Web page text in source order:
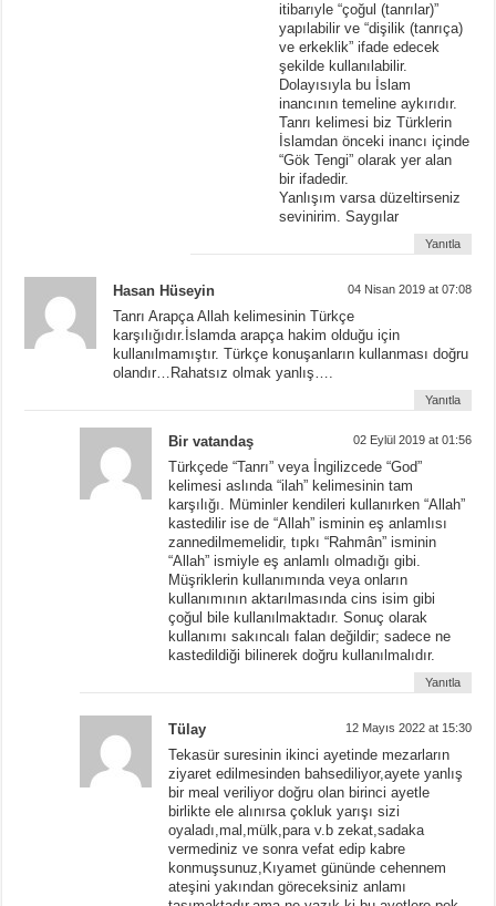
itibarıyle “çoğul (tanrılar)”
yapılabilir ve “dişilik (tanrıça)
ve erkeklik” ifade edecek
şekilde kullanılabilir.
Dolayısıyla bu İslam
inancının temeline aykırıdır.
Tanrı kelimesi biz Türklerin
İslamdan önceki inancı içinde
“Gök Tengi” olarak yer alan
bir ifadedir.
Yanlışım varsa düzeltirseniz
sevinirim. Saygılar
Yanıtla
Hasan Hüseyin 04 Nisan 2019 at 07:08
Tanrı Arapça Allah kelimesinin Türkçe
karşılığıdır.İslamda arapça hakim olduğu için
kullanılmamıştır. Türkçe konuşanların kullanması doğru
olandır…Rahatsız olmak yanlış….
Yanıtla
Bir vatandaş 02 Eylül 2019 at 01:56
Türkçede “Tanrı” veya İngilizcede “God”
kelimesi aslında “ilah” kelimesinin tam
karşılığı. Müminler kendileri kullanırken “Allah”
kastedilir ise de “Allah” isminin eş anlamlısı
zannedilmemelidir, tıpkı “Rahmân” isminin
“Allah” ismiyle eş anlamlı olmadığı gibi.
Müşriklerin kullanımında veya onların
kullanımının aktarılmasında cins isim gibi
çoğul bile kullanılmaktadır. Sonuç olarak
kullanımı sakıncalı falan değildir; sadece ne
kastedildiği bilinerek doğru kullanılmalıdır.
Yanıtla
Tülay 12 Mayıs 2022 at 15:30
Tekasür suresinin ikinci ayetinde mezarların
ziyaret edilmesinden bahsediliyor,ayete yanlış
bir meal veriliyor doğru olan birinci ayetle
birlikte ele alınırsa çokluk yarışı sizi
oyaladı,mal,mülk,para v.b zekat,sadaka
vermediniz ve sonra vefat edip kabre
konmuşsunuz,Kıyamet gününde cehennem
ateşini yakından göreceksiniz anlamı